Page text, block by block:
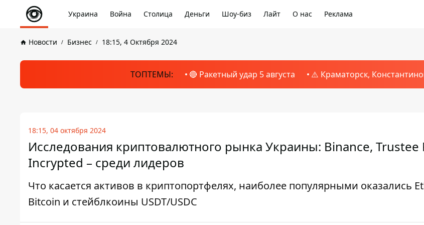
Украина Война Столица Деньги Шоу-биз Лайт О нас Реклама
Новости Бизнес 18:15, 4 Октября 2024
ТОПТЕМЫ: 🔴 Ракетный удар 5 августа ⚠️ Краматорск,
18:15, 04 октября 2024
Исследования криптовалютного рынка Украины: Binance, Trustee
Incrypted – среди лидеров
Что касается активов в криптопортфелях, наиболее популярными оказались
Bitcoin и стейблкоины USDT/USDC